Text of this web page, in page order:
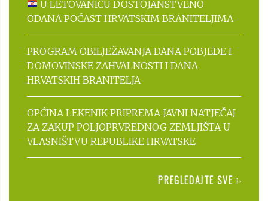
U LETOVANIĆU DOSTOJANSTVENO
ODANA POČAST HRVATSKIM BRANITELJIMA
PROGRAM OBILJEŽAVANJA DANA POBJEDE I
DOMOVINSKE ZAHVALNOSTI I DANA
HRVATSKIH BRANITELJA
OPĆINA LEKENIK PRIPREMA JAVNI NATJEČAJ
ZA ZAKUP POLJOPRVREDNOG ZEMLJIŠTA U
VLASNIŠTVU REPUBLIKE HRVATSKE
PREGLEDAJTE SVE